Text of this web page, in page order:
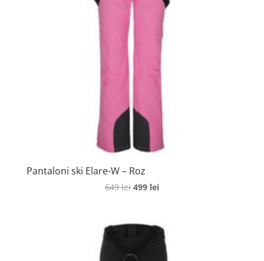
Pantaloni ski Elare-W – Roz
649lei Prețul
fost:
499 leiPrețul
499 lei.